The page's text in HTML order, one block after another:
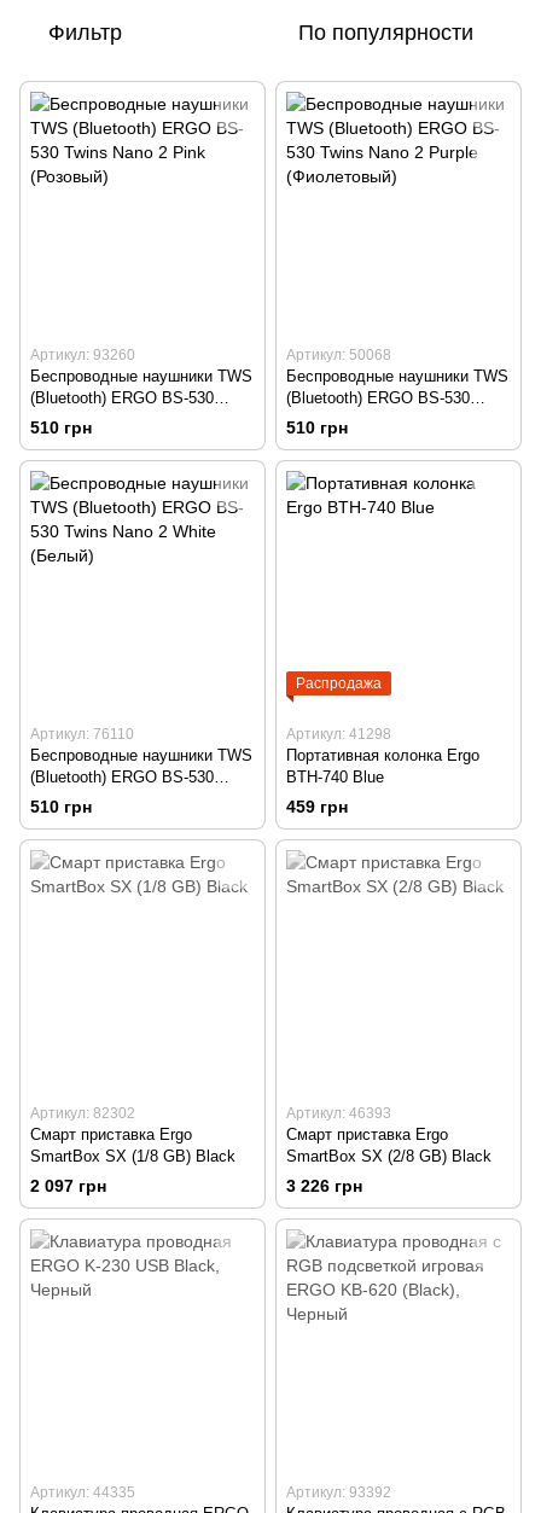
Фильтр По популярности
Артикул: 93260
Беспроводные наушники TWS
(Bluetooth) ERGO BS-530
Twins Nano 2 Pink (Розовый)
510 грн
Артикул: 50068
Беспроводные наушники TWS
(Bluetooth) ERGO BS-530
Twins Nano 2 Purple
(Фиолетовый)
510 грн
Артикул: 76110
Беспроводные наушники TWS
(Bluetooth) ERGO BS-530
Twins Nano 2 White (Белый)
510 грн
Распродажа
Артикул: 41298
Портативная колонка Ergo
BTH-740 Blue
459 грн
Артикул: 82302
Смарт приставка Ergo
SmartBox SX (1/8 GB) Black
2 097 грн
Артикул: 46393
Смарт приставка Ergo
SmartBox SX (2/8 GB) Black
3 226 грн
Артикул: 44335 Артикул: 93392